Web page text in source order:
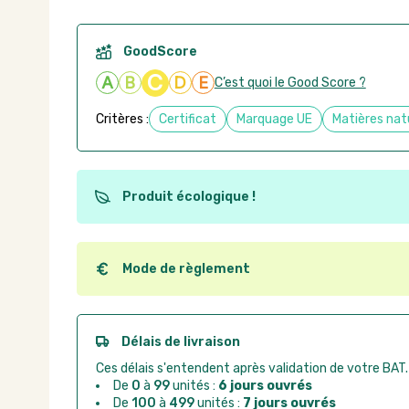
GoodScore
A B C D E C’est quoi le Good Score ?
Critères : Certificat Marquage UE Matières
Produit écologique !
Ce produit est éco-conçu, il a été fabriqué à partir
recyclables. Ces produits peuvent plus facilement
utilisation. L'origine de fabrication du produit n'entre
Mode de règlement
Quel que soit le mode de règlement, vous pouvez
Good Act.
Paiement CB :paiement sécurisé par carte
Virement bancaire :
règlement sur facture
Chorus Pro :règlement par mandat administratif
Délais de livraison
Ces délais s'entendent après validation de votre BAT.
De 0 à 99unités : 6 jours ouvrés
De 100 à 499unités : 7 jours ouvrés